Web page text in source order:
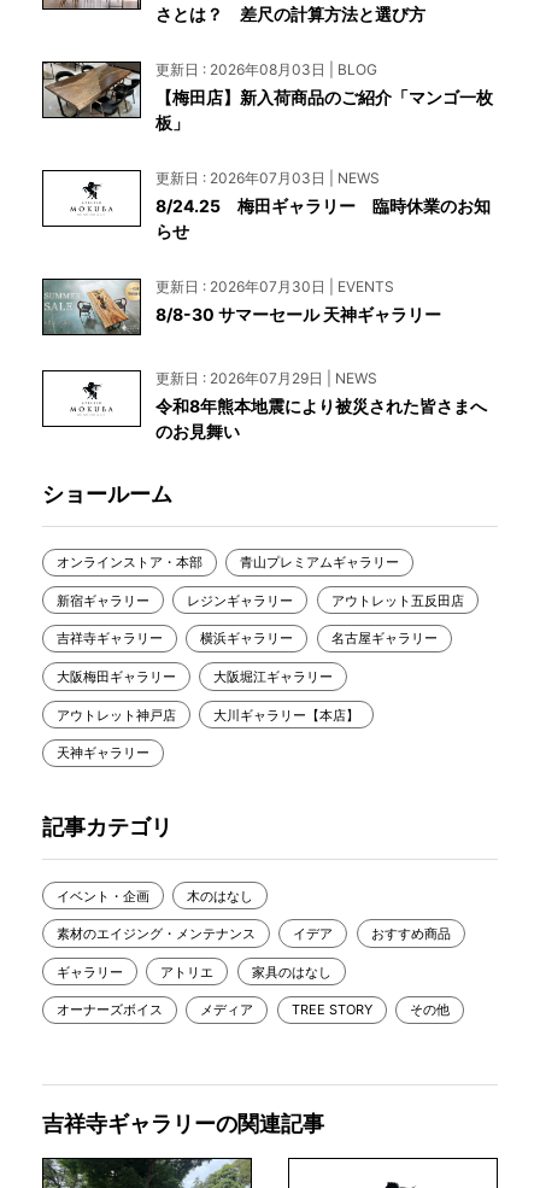
さとは？ 差尺の計算方法と選び方
更新日 : 2026年08月03日 | BLOG
【梅田店】新入荷商品のご紹介「マンゴ一枚
板」
更新日 : 2026年07月03日 | NEWS
8/24.25 梅田ギャラリー 臨時休業のお知
らせ
更新日 : 2026年07月30日 | EVENTS
8/8-30 サマーセール 天神ギャラリー
更新日 : 2026年07月29日 | NEWS
令和8年熊本地震により被災された皆さまへ
のお見舞い
ショールーム
オンラインストア・本部 青山プレミアムギャラリー
新宿ギャラリー レジンギャラリー アウトレット五反田店
吉祥寺ギャラリー 横浜ギャラリー 名古屋ギャラリー
大阪梅田ギャラリー 大阪堀江ギャラリー
アウトレット神戸店 大川ギャラリー【本店】
天神ギャラリー
記事カテゴリ
イベント・企画 木のはなし
素材のエイジング・メンテナンス イデア おすすめ商品
ギャラリー アトリエ 家具のはなし
オーナーズボイス メディア TREE STORY その他
吉祥寺ギャラリーの関連記事